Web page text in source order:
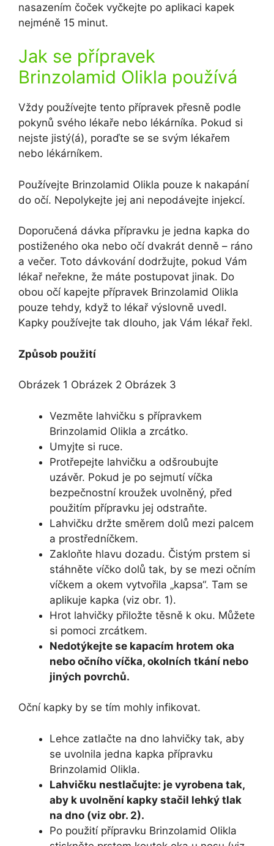
nasazením čoček vyčkejte po aplikaci kapek
nejméně 15 minut.
Jak se přípravek
Brinzolamid Olikla používá
Vždy používejte tento přípravek přesně podle
pokynů svého lékaře nebo lékárníka. Pokud si
nejste jistý(á), poraďte se se svým lékařem
nebo lékárníkem.
Používejte Brinzolamid Olikla pouze k nakapání
do očí. Nepolykejte jej ani nepodávejte injekcí.
Doporučená dávka přípravku je jedna kapka do
postiženého oka nebo očí dvakrát denně – ráno
a večer. Toto dávkování dodržujte, pokud Vám
lékař neřekne, že máte postupovat jinak. Do
obou očí kapejte přípravek Brinzolamid Olikla
pouze tehdy, když to lékař výslovně uvedl.
Kapky používejte tak dlouho, jak Vám lékař řekl.
Způsob použití
Obrázek 1 Obrázek 2 Obrázek 3
Vezměte lahvičku s přípravkem
Brinzolamid Olikla a zrcátko.
Umyjte si ruce.
Protřepejte lahvičku a odšroubujte
uzávěr. Pokud je po sejmutí víčka
bezpečnostní kroužek uvolněný, před
použitím přípravku jej odstraňte.
Lahvičku držte směrem dolů mezi palcem
a prostředníčkem.
Zakloňte hlavu dozadu. Čistým prstem si
stáhněte víčko dolů tak, by se mezi očním
víčkem a okem vytvořila „kapsa“. Tam se
aplikuje kapka (viz obr. 1).
Hrot lahvičky přiložte těsně k oku. Můžete
si pomoci zrcátkem.
Nedotýkejte se kapacím hrotem oka
nebo očního víčka, okolních tkání nebo
jiných povrchů.
Oční kapky by se tím mohly infikovat.
Lehce zatlačte na dno lahvičky tak, aby
se uvolnila jedna kapka přípravku
Brinzolamid Olikla.
Lahvičku nestlačujte: je vyrobena tak,
aby k uvolnění kapky stačil lehký tlak
na dno (viz obr. 2).
Po použití přípravku Brinzolamid Olikla